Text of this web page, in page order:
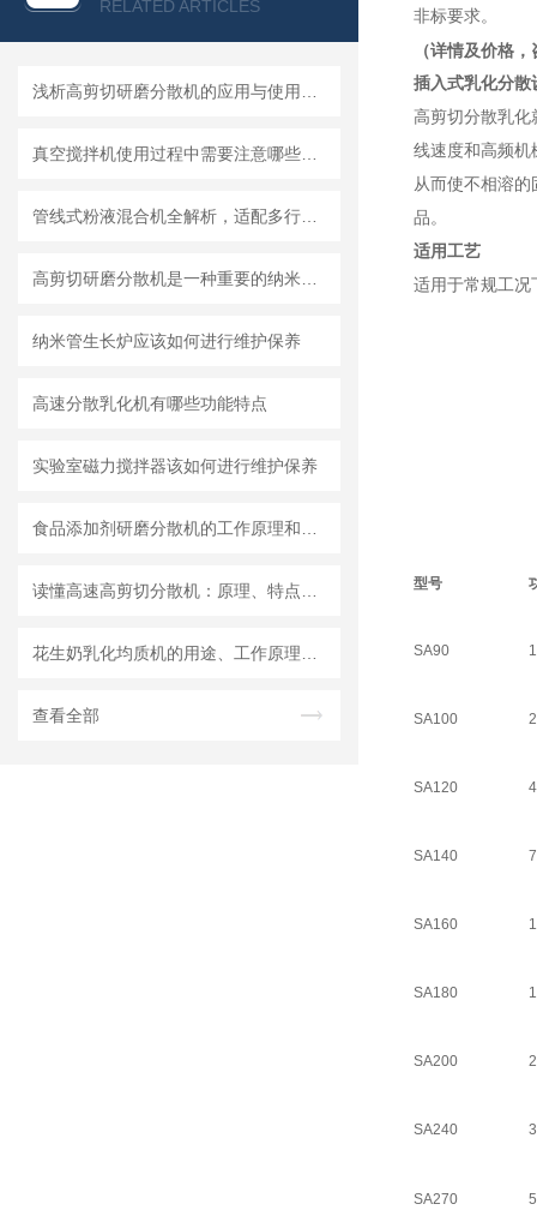
RELATED ARTICLES
纳米管生长炉应该如何进行维护保养
高速分散乳化机有哪些功能特点
实验室磁力搅拌器该如何进行维护保养
查看全部
非标要求。
（详情及价格
插入式乳化分散
高剪切分散乳
线速度和高频机
从而使不相溶
品。
适用工艺
适用于常规工况
型号
SA90
SA100
SA120 4
SA140
SA160
SA180
SA200
SA240
SA270